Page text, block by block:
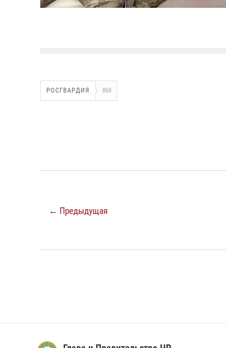
РОСГВАРДИЯ 869
← Предыдущая